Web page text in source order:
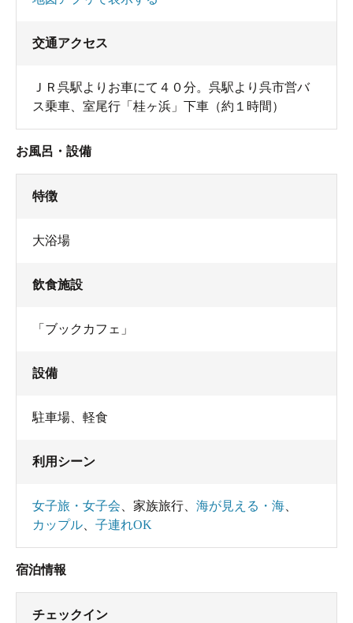
交通アクセス
ＪＲ呉駅よりお車にて４０分。呉駅より呉市営バ
ス乗車、室尾行「桂ヶ浜」下車（約１時間）
お風呂・設備
特徴
大浴場
飲食施設
「ブックカフェ」
設備
駐車場 軽食
利用シーン
女子旅・女子会 家族旅行 海が見える・海
カップル
子連れOK
宿泊情報
チェックイン